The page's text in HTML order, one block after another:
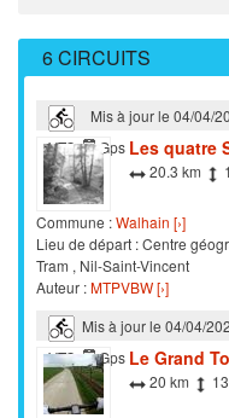
6 CIRCUITS
Mis à jour le 04/04/
VTC
Gps Les quatre
20.3 km
Commune :Walhain [›]
Lieu de départ : Centre
Tram , Nil-Saint-Vincent
Auteur :MTPVBW [›]
Mis à jour le 04/04/
VTC
Gps Le Grand
20 km